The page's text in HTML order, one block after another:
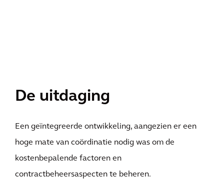
De uitdaging
Een geïntegreerde ontwikkeling, aangezien er een
hoge mate van coördinatie nodig was om de
kostenbepalende factoren en
contractbeheersaspecten te beheren.